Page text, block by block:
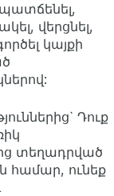
վերցնել,
կայքի
Դուք
տեղադրված
համար, ունեք